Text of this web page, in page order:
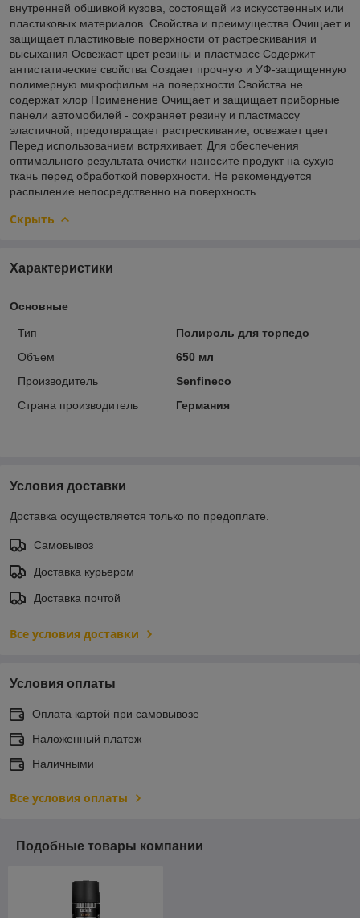
внутренней обшивкой кузова, состоящей из искусственных или
пластиковых материалов. Свойства и преимущества Очищает и
защищает пластиковые поверхности от растрескивания и
высыхания Освежает цвет резины и пластмасс Содержит
антистатические свойства Создает прочную и УФ-защищенную
полимерную микрофильм на поверхности Свойства не
содержат хлор Применение Очищает и защищает приборные
панели автомобилей - сохраняет резину и пластмассу
эластичной, предотвращает растрескивание, освежает цвет
Перед использованием встряхивает. Для обеспечения
оптимального результата очистки нанесите продукт на сухую
ткань перед обработкой поверхности. Не рекомендуется
распыление непосредственно на поверхность.
Скрыть
Характеристики
Основные
Тип
Полироль для торпедо
Объем
650 мл
Производитель
Senfineco
Страна производитель
Германия
Условия доставки
Доставка осуществляется только по предоплате.
Самовывоз
Доставка курьером
Доставка почтой
Все условия доставки
Условия оплаты
Оплата картой при самовывозе
Наложенный платеж
Наличными
Все условия оплаты
Подобные товары компании